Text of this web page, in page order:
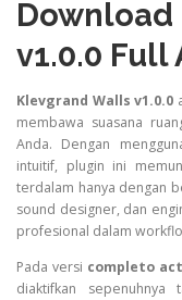
v1.0.0 Full
Klevgrand Walls v1.0.0
membawa suasana
Anda. Dengan
intuitif, plugin ini
terdalam hanya dengan
sound designer, dan
profesional dalam
Pada versi completo
diaktifkan sepenuhnya